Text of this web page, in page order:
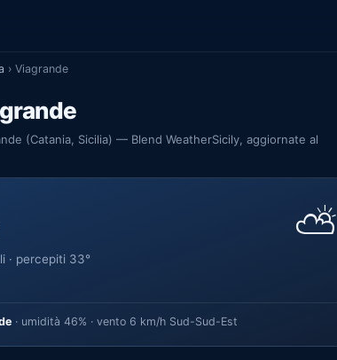
› Viagrande
(Catania, Sicilia) — Blend WeatherSicily, aggiornate al
· percepiti 33°
⛅
· umidità 46% · vento 6 km/h Sud-Sud-Est